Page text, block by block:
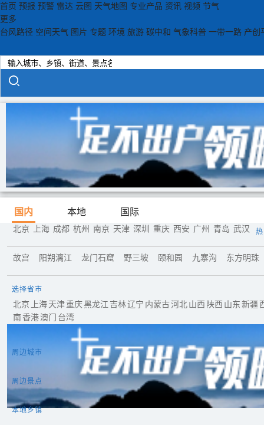
首页 预报 预警 雷达 云图 天气地图 专业产品 资讯 视频 节气
更多
台风路径 空间天气 图片 专题 环境 旅游 碳中和 气象科普 一带一路 产创
国内 本地 国际
北京 上海 成都 杭州 南京 天津 深圳 重庆 西安 广州 青岛 武汉
故宫 阳朔漓江 龙门石窟 野三坡 颐和园 九寨沟 东方明珠
选择省市
北京 上海 天津重庆黑龙江 吉林辽宁 内蒙古河北 山西 陕西 山东 新疆
南 香港 澳门 台湾
周边城市
周边景点
本地乡镇